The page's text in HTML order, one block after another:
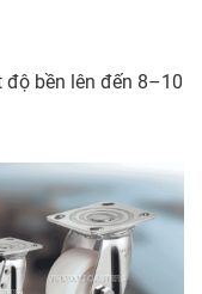
bền lên đến 8–10